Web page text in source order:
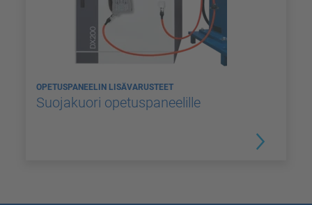
OPETUSPANEELIN LISÄVARUSTEET
Suojakuori opetuspaneelille